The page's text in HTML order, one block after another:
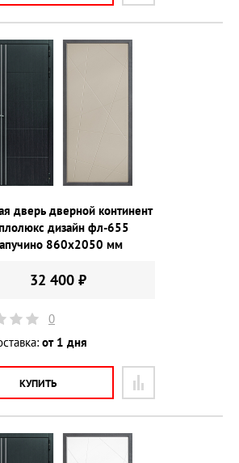
дверь дверной континент
дизайн фл-655
860х2050 мм
32 400 ₽
0
от 1 дня
КУПИТЬ